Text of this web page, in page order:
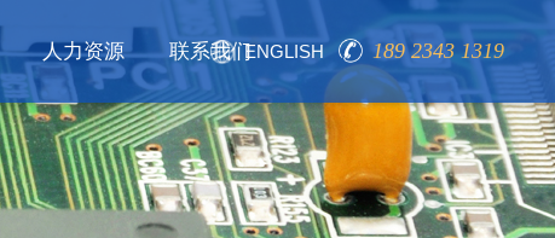
人力资源 联系我们ENGLISH 189 2343 1319